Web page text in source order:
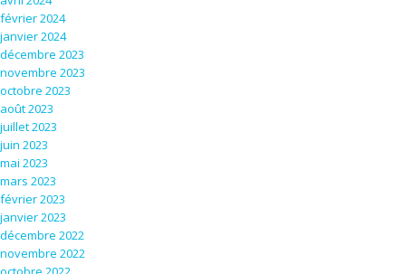
février 2024
janvier 2024
décembre 2023
novembre 2023
octobre 2023
août 2023
juillet 2023
juin 2023
mai 2023
mars 2023
février 2023
janvier 2023
décembre 2022
novembre 2022